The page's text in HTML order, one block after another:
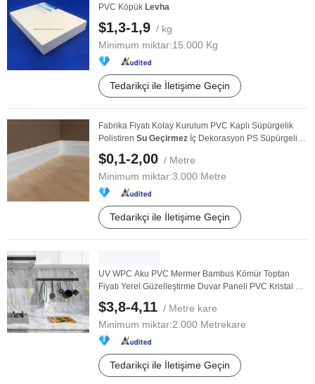
PVC Köpük Levha
$1,3-1,9 / kg
Minimum miktar:15.000 Kg
Tedarikçi ile İletişime Geçin
Fabrika Fiyatı Kolay Kurulum PVC Kaplı Süpürgelik
Polistiren Su Geçirmez İç Dekorasyon PS Süpürgelik
...
$0,1-2,00 / Metre
Minimum miktar:3.000 Metre
Tedarikçi ile İletişime Geçin
UV WPC Aku PVC Mermer Bambus Kömür Toptan
Fiyatı Yerel Güzelleştirme Duvar Paneli PVC Kristal Lif
...
$3,8-4,11 / Metre kare
Minimum miktar:2.000 Metrekare
Tedarikçi ile İletişime Geçin